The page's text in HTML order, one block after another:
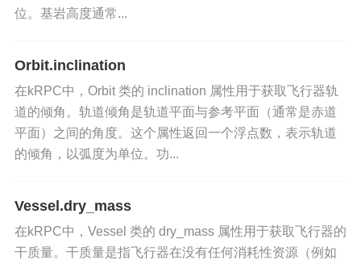
位。基岩高度通常...
Orbit.inclination
在kRPC中，Orbit 类的 inclination 属性用于获取飞行器轨
道的倾角。轨道倾角是轨道平面与参考平面（通常是赤道
平面）之间的角度。这个属性返回一个浮点数，表示轨道
的倾角，以弧度为单位。功...
Vessel.dry_mass
在kRPC中，Vessel 类的 dry_mass 属性用于获取飞行器的
干质量。干质量是指飞行器在没有任何消耗性资源（例如